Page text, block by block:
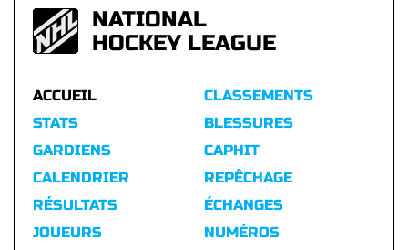
NATIONAL
HOCKEY LEAGUE
ACCUEIL
STATS
GARDIENS
CALENDRIER
RÉSULTATS
CLASSEMENTS
BLESSURES
CAPHIT
REPÊCHAGE
ÉCHANGES
JOUEURS
NUMÉROS